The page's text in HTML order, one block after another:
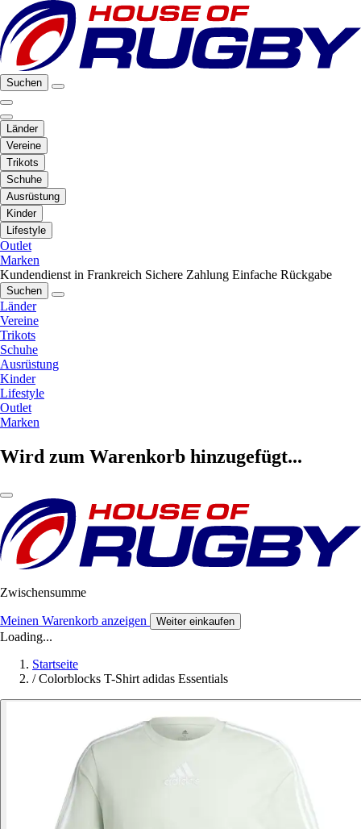
Suchen
Länder
Vereine
Trikots
Schuhe
Ausrüstung
Kinder
Lifestyle
Outlet
Marken
Kundendienst in Frankreich Sichere Zahlung Einfache Rückgabe
Suchen
Länder
Vereine
Trikots
Schuhe
Ausrüstung
Kinder
Lifestyle
Outlet
Marken
Wird zum Warenkorb hinzugefügt...
Zwischensumme
Meinen Warenkorb anzeigen Weiter einkaufen
Loading...
Startseite
/ Colorblocks T-Shirt adidas Essentials